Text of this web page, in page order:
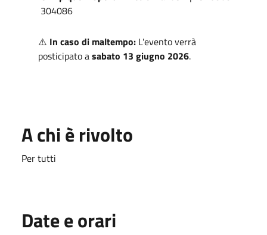
304086
⚠️ In caso di maltempo: L'evento verrà
posticipato asabato 13 giugno 2026.
A chi è rivolto
Per tutti
Date e orari